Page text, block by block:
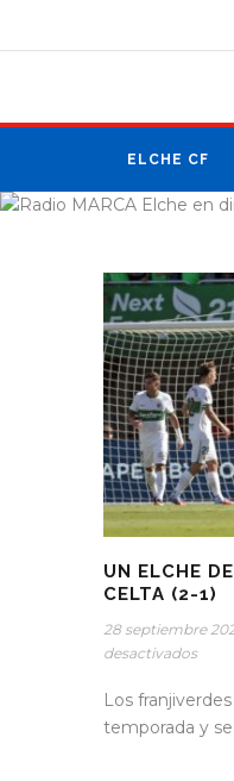
ELCHE CF
UN ELCHE
CELTA (2-1)
28 septiembre
desactivados
Los
temporada y